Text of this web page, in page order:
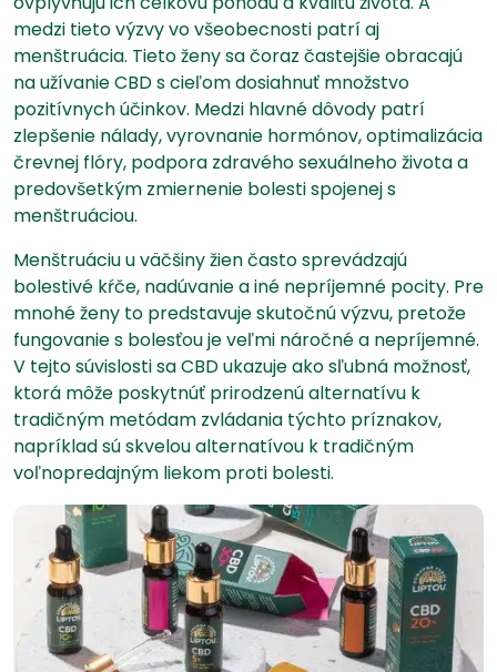
medzi tieto výzvy vo všeobecnosti patrí aj
menštruácia. Tieto ženy sa čoraz častejšie obracajú
na užívanie CBD s cieľom dosiahnuť množstvo
pozitívnych účinkov. Medzi hlavné dôvody patrí
zlepšenie nálady, vyrovnanie hormónov, optimalizácia
črevnej flóry, podpora zdravého sexuálneho života a
predovšetkým zmiernenie bolesti spojenej s
menštruáciou.
Menštruáciu u väčšiny žien často sprevádzajú
bolestivé kŕče, nadúvanie a iné nepríjemné pocity. Pre
mnohé ženy to predstavuje skutočnú výzvu, pretože
fungovanie s bolesťou je veľmi náročné a nepríjemné.
V tejto súvislosti sa CBD ukazuje ako sľubná možnosť,
ktorá môže poskytnúť prirodzenú alternatívu k
tradičným metódam zvládania týchto príznakov,
napríklad sú skvelou alternatívou k tradičným
voľnopredajným liekom proti bolesti.